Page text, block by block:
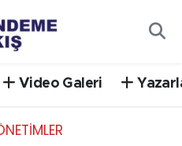
Video Galeri